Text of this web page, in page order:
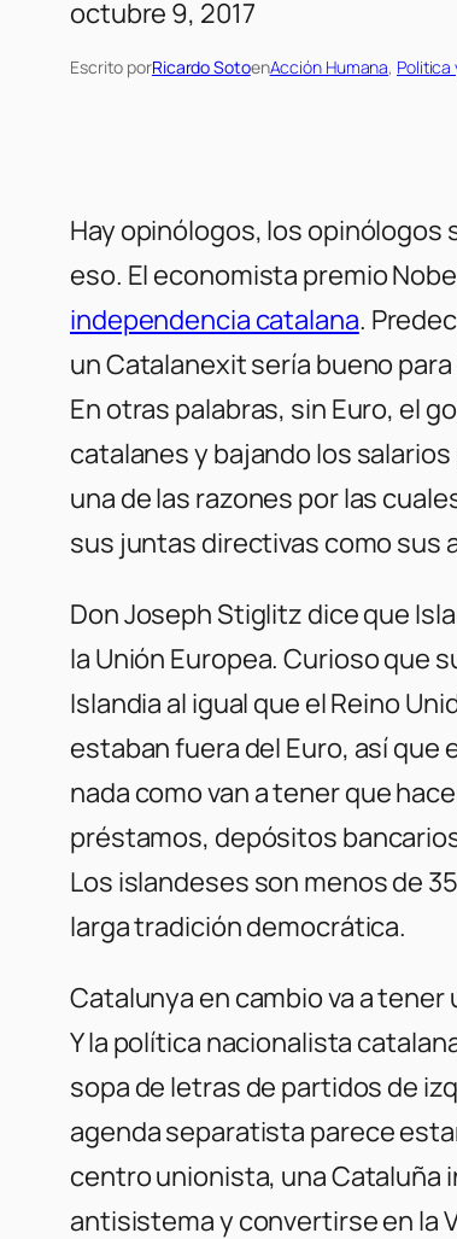
octubre 9, 2017
Escrito porRicardo SotoenAcción Humana, Politica
Hay opinólogos, los
eso. El economista premio
independencia catalana.
un Catalanexit sería bueno
En otras palabras, sin Euro, el
catalanes y bajando los
una de las razones por las
sus juntas directivas como sus
Don Joseph Stiglitz dice que
la Unión Europea. Curioso que
Islandia al igual que el Reino
estaban fuera del Euro, así que
nada como van a tener que
préstamos, depósitos
Los islandeses son menos de
larga tradición democrática.
Catalunya en cambio va a
Y la política nacionalista
sopa de letras de partidos de
agenda separatista parece
centro unionista, una Cataluña
antisistema y convertirse en la